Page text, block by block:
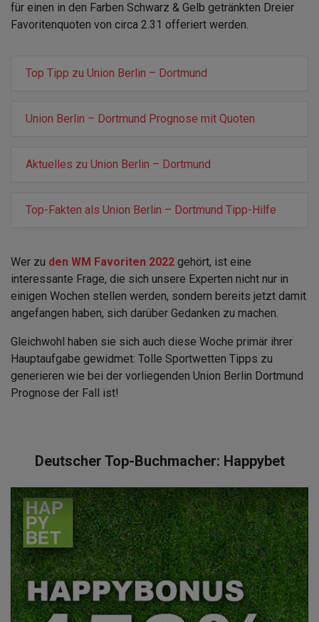
für einen in den Farben Schwarz & Gelb getränkten Dreier
Favoritenquoten von circa 2.31 offeriert werden.
Top Tipp zu Union Berlin – Dortmund
Union Berlin – Dortmund Prognose mit Quoten
Aktuelles zu Union Berlin – Dortmund
Top-Fakten als Union Berlin – Dortmund Tipp-Hilfe
Wer zu den WM Favoriten 2022 gehört, ist eine
interessante Frage, die sich unsere Experten nicht nur in
einigen Wochen stellen werden, sondern bereits jetzt damit
angefangen haben, sich darüber Gedanken zu machen.
Gleichwohl haben sie sich auch diese Woche primär ihrer
Hauptaufgabe gewidmet: Tolle Sportwetten Tipps zu
generieren wie bei der vorliegenden Union Berlin Dortmund
Prognose der Fall ist!
Deutscher Top-Buchmacher: Happybet